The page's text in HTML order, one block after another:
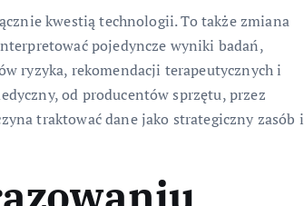
kwestią technologii. To także zmiana
pojedyncze wyniki badań,
ryzyka, rekomendacji terapeutycznych i
od producentów sprzętu, przez
traktować dane jako strategiczny zasób i